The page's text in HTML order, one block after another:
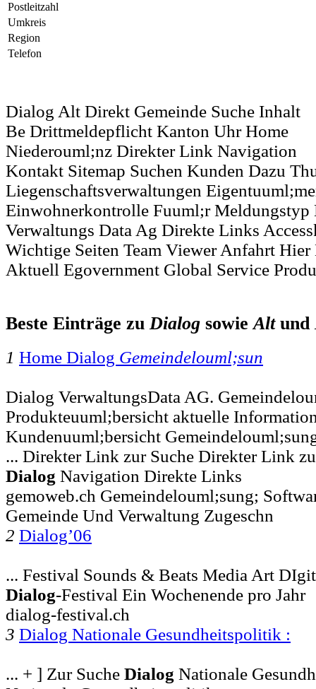
Postleitzahl
Umkreis
Region
Telefon
Dialog Alt Direkt Gemeinde Suche Inhalt
Be Drittmeldepflicht Kanton Uhr Home
Niederouml;nz Direkter Link Navigation
Kontakt Sitemap Suchen Kunden Dazu
Liegenschaftsverwaltungen
Einwohnerkontrolle Fuuml;r Meldungstyp
Verwaltungs Data Ag Direkte Links
Wichtige Seiten Team Viewer Anfahrt
Aktuell Egovernment Global Service
Beste Einträge zuDialog sowieAltund
1 Home Dialog Gemeindelouml;sun
Dialog VerwaltungsData AG.
Produkteuuml;bersicht aktuelle
Kundenuuml;bersicht
... Direkter Link zur Suche Direkter Link
Dialog Navigation Direkte Links
gemoweb.ch Gemeindelouml;sung;
Gemeinde Und Verwaltung Zugeschn
2 Dialog’06
... Festival Sounds & Beats Media Art
Dialog-Festival Ein Wochenende pro Jahr
dialog-festival.ch
3 Dialog Nationale Gesundheitspolitik :
... + ] Zur Suche Dialog Nationale